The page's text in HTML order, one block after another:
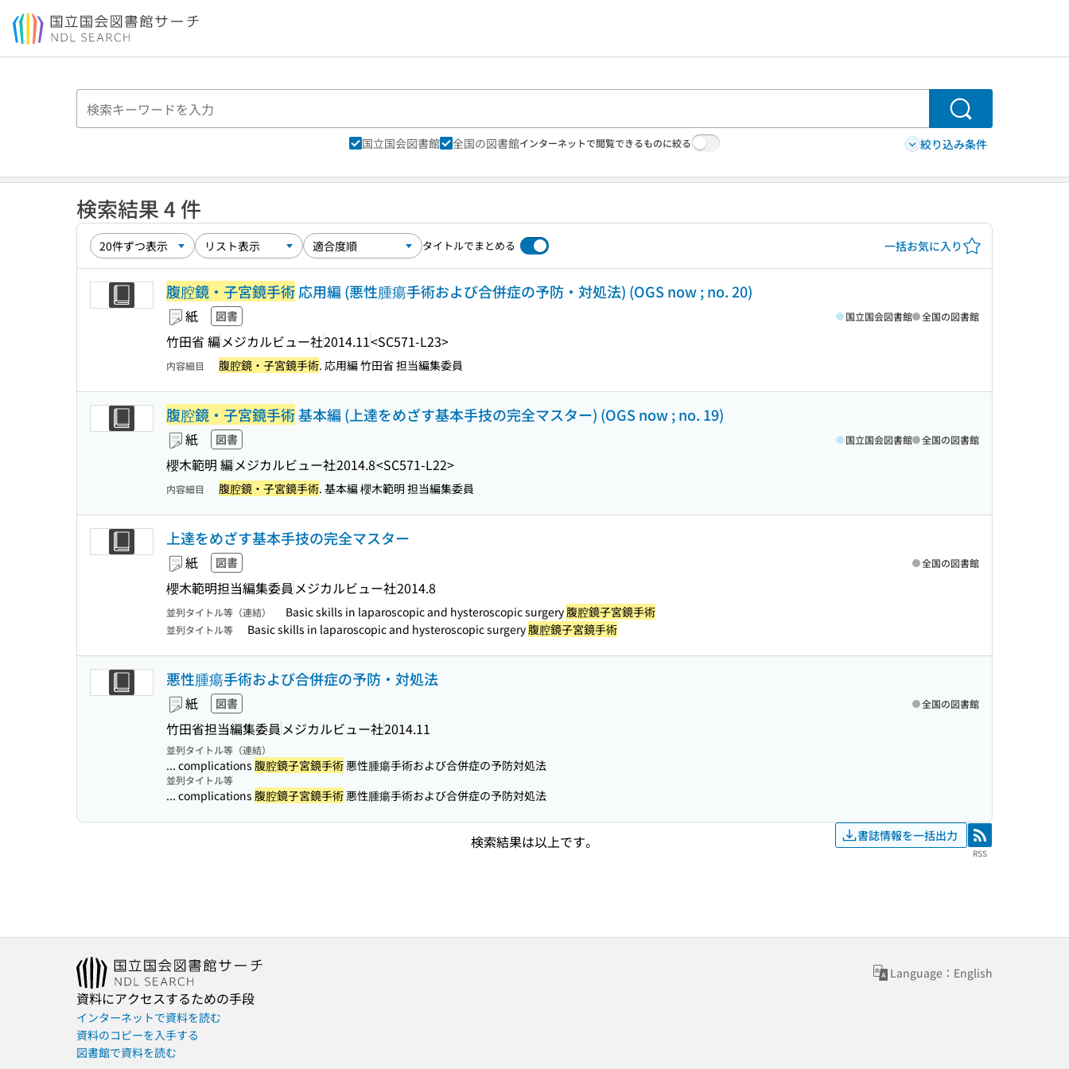
本文へ移動
検索
国立国会図書館 全国の図書館インターネットで閲覧できるものに絞る 絞り込み条件
検索結果 4 件
タイトルでまとめる 一括お気に入り
腹腔鏡・子宮鏡手術応用編 (悪性腫瘍手術および合併症の予防・対処法) (OGS now ; no. 20)
紙 図書
竹田省 編 メジカルビュー社2014.11<SC571-L23>
国立国会図書館 全国の図書館
内容細目 腹腔鏡・子宮鏡手術. 応用編 竹田省 担当編集委員
腹腔鏡・子宮鏡手術基本編 (上達をめざす基本手技の完全マスター) (OGS now ; no. 19)
紙 図書
櫻木範明 編 メジカルビュー社2014.8<SC571-L22>
国立国会図書館 全国の図書館
内容細目 腹腔鏡・子宮鏡手術. 基本編 櫻木範明 担当編集委員
上達をめざす基本手技の完全マスター
紙 図書
櫻木範明担当編集委員 メジカルビュー社2014.8
全国の図書館
並列タイトル等（連結） Basic skills in laparoscopic and hysteroscopic surgery腹腔鏡子宮鏡手術
並列タイトル等 Basic skills in laparoscopic and hysteroscopic surgery腹腔鏡子宮鏡手術
悪性腫瘍手術および合併症の予防・対処法
紙 図書
竹田省担当編集委員 メジカルビュー社2014.11
全国の図書館
並列タイトル等（連結）
... complications 腹腔鏡子宮鏡手術悪性腫瘍手術および合併症の予防対処法
並列タイトル等
... complications 腹腔鏡子宮鏡手術悪性腫瘍手術および合併症の予防対処法
検索結果は以上です。 書誌情報を一括出力 RSS
RSS
Language：English
資料にアクセスするための手段
インターネットで資料を読む
資料のコピーを入手する
図書館で資料を読む